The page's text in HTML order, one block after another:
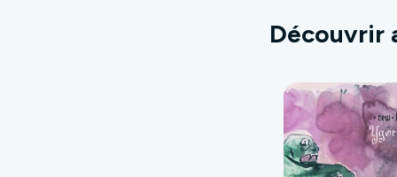
Découvrir